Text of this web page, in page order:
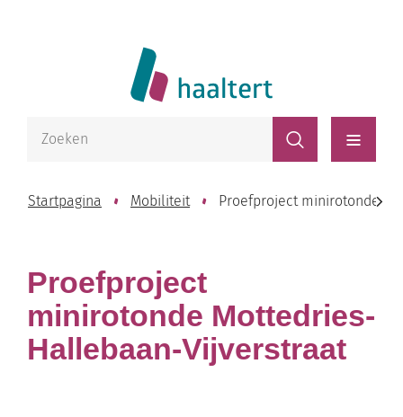
Haaltert
Menu
kunnen
helpen?
Zoeken
Startpagina Mobiliteit Proefproject minirotonde
Proefproject
minirotonde Mottedries-
Hallebaan-Vijverstraat